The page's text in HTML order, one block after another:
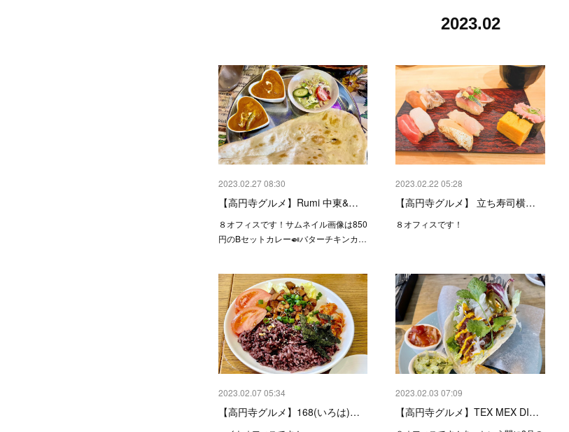
2023.02
2023.02.27 08:30
【高円寺グルメ】Rumi 中東&…
８オフィスです！サムネイル画像は850
円のBセットカレー🍛バターチキンカ…
2023.02.22 05:28
【高円寺グルメ】 立ち寿司横…
８オフィスです！
2023.02.07 05:34
【高円寺グルメ】168(いろは)…
2023.02.03 07:09
【高円寺グルメ】TEX MEX DI…